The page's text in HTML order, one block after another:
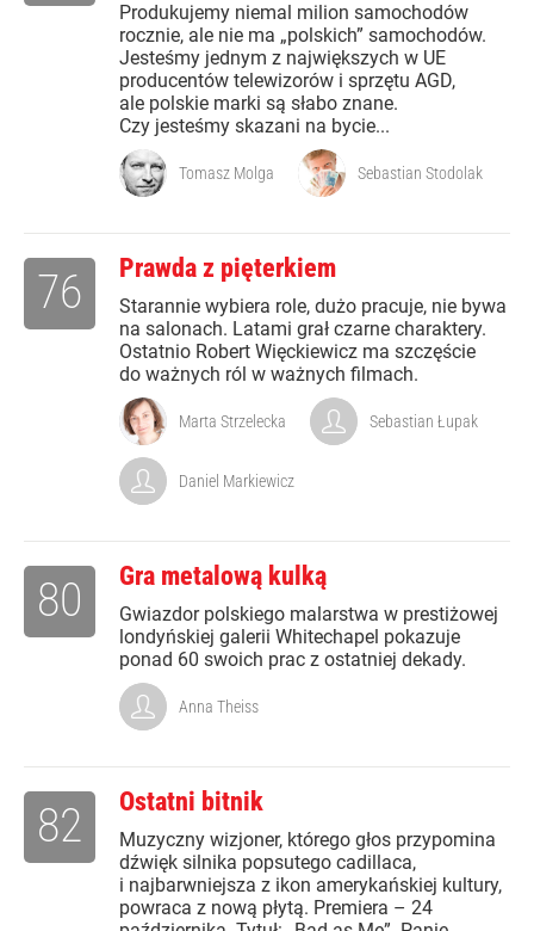
Produkujemy niemal milion samochodów
rocznie, ale nie ma „polskich” samochodów.
Jesteśmy jednym z największych w UE
producentów telewizorów i sprzętu AGD,
ale polskie marki są słabo znane.
Czy jesteśmy skazani na bycie...
Tomasz Molga Sebastian Stodolak
Prawda z pięterkiem
Starannie wybiera role, dużo pracuje, nie bywa
na salonach. Latami grał czarne charaktery.
Ostatnio Robert Więckiewicz ma szczęście
do ważnych ról w ważnych filmach.
76
Marta Strzelecka Sebastian Łupak
Daniel Markiewicz
Gra metalową kulką
Gwiazdor polskiego malarstwa w prestiżowej
londyńskiej galerii Whitechapel pokazuje
ponad 60 swoich prac z ostatniej dekady.
80
Anna Theiss
Ostatni bitnik
Muzyczny wizjoner, którego głos przypomina
dźwięk silnika popsutego cadillaca,
i najbarwniejsza z ikon amerykańskiej kultury,
powraca z nową płytą. Premiera – 24
82